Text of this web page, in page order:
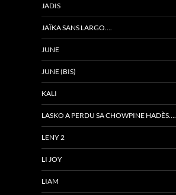
JADIS
JAÏKA SANS LARGO….
JUNE
JUNE (BIS)
KALI
LASKO A PERDU SA CHOWPINE HADÈS….
LENY 2
LI JOY
LIAM